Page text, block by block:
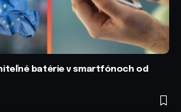
batérie v smartfónoch od